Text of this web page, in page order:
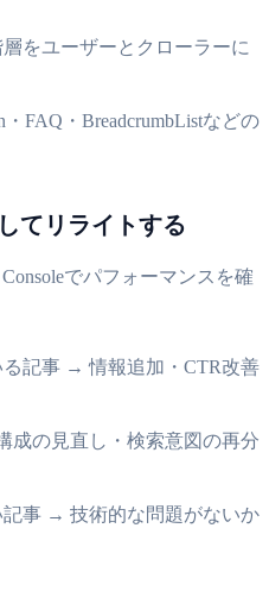
層をユーザーとクローラーに
・FAQ・BreadcrumbListなどの
てリライトする
でパフォーマンスを確
る記事 → 情報追加・CTR改善
成の見直し・検索意図の再分
事 → 技術的な問題がないか